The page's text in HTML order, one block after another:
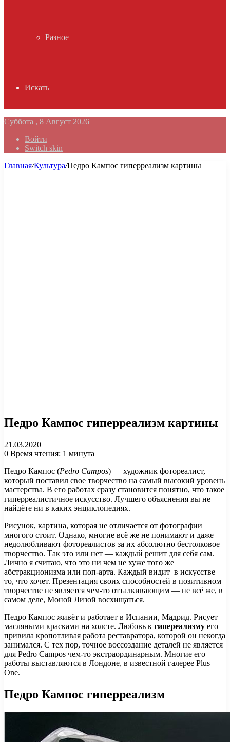
Разное
Искать
Суббота , 8 Август 2026
Войти
Switch skin
Главная/Культура/Педро Кампос гиперреализм картины
Педро Кампос гиперреализм картины
21.03.2020
0 Время чтения: 1 минута
Педро Кампос (Pedro Campos) — художник фотореалист,
который поставил свое творчество на самый высокий уровень
мастерства. В его работах сразу становится понятно, что такое
гиперреалистичное искусство. Лучшего объяснения вы не
найдёте ни в каких энциклопедиях.
Рисунок, картина, которая не отличается от фотографии
многого стоит. Однако, многие всё же не понимают и даже
недолюбливают фотореалистов за их абсолютно бестолковое
творчество. Так это или нет — каждый решит для себя сам.
Лично я считаю, что это ни чем не хуже того же
абстракционизма или поп-арта. Каждый видит в искусстве
то, что хочет. Презентация своих способностей в позитивном
творчестве не является чем-то отталкивающим — не всё же, в
самом деле, Моной Лизой восхищаться.
Педро Кампос живёт и работает в Испании, Мадрид. Рисует
масляными красками на холсте. Любовь к гипереализму его
привила кропотливая работа реставратора, которой он некогда
занимался. С тех пор, точное воссоздание деталей не является
для Pedro Campos чем-то экстраординарным. Многие его
работы выставляются в Лондоне, в известной галерее Plus
One.
Педро Кампос гиперреализм